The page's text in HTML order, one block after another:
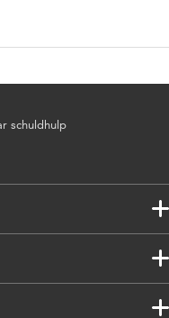
schuldhulp